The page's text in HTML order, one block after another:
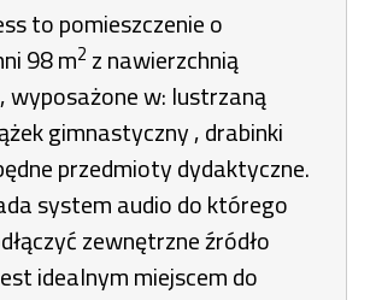
to pomieszczenie o
98 m2 z nawierzchnią
w: lustrzaną
gimnastyczny , drabinki
przedmioty dydaktyczne.
system audio do którego
zewnętrzne źródło
idealnym miejscem do